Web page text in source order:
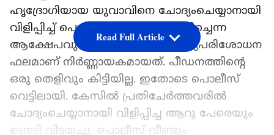
ഹൃദ്രോഗിയായ യുവാവിനെ ചോദ്യംചെയ്യാനായി
വിളിപ്പിച്ച് പൊലീസ് ക്രൂരമായി മർദ്ദിച്ചെന്ന
ആക്ഷേപവും ഉയർന്നിട്ടുണ്ട്. വൈദ്യപരിശോധന
ഫലമാണ് നിർണ്ണായകമായത്. പീഡനത്തിന്‍റെ
ഒരു തെളിവും കിട്ടിയില്ല. ഇതോടെ പൊലീസ്
വെട്ടിലായി. കേസിൽ പ്രതിചേർത്തവരിൽ
ചോദ്യംചെയ്യാനായി വിളിപ്പിച്ച ആറു പേരെയും
ഉടനടി വിട്ടയച്ചു. പൊലീസ് വീണ്ടും
Read Full Article